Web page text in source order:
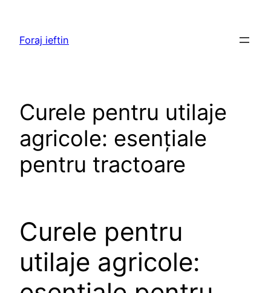
content
Foraj ieftin
Curele pentru utilaje
agricole: esențiale
pentru tractoare
Curele pentru
utilaje agricole: